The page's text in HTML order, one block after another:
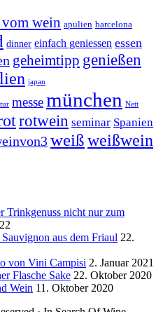
vom wein apulien barcelona
dinner einfach geniessen essen
geheimtipp genießen
japan
messemünchen Nett
rotwein seminar Spanien
weißweißwein
Trinkgenuss nicht nur zum
aus dem Friaul 22.
von Vini Campisi 2. Januar 2021
Flasche Sake 22. Oktober 2020
Wein 11. Oktober 2020